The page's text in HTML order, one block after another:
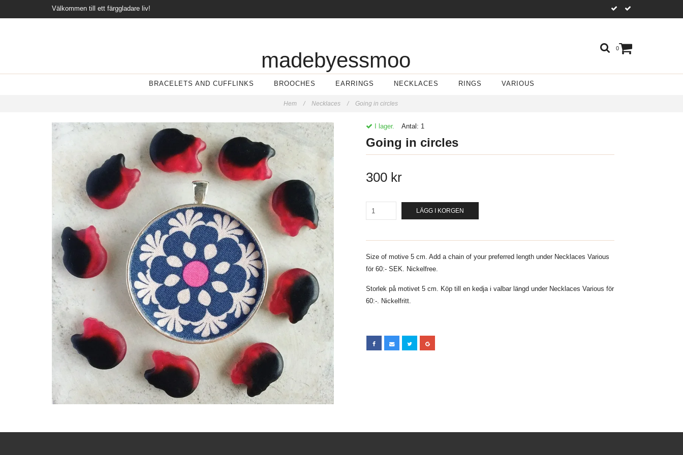
Välkommen till ett färggladare liv!
0
madebyessmoo
BRACELETS AND CUFFLINKS BROOCHES EARRINGS NECKLACES RINGS VARIOUS
Hem / Necklaces / Going in circles
I lager. Antal: 1
Going in circles
300 kr
LÄGG I KORGEN
Size of motive 5 cm. Add a chain of your preferred length under Necklaces Various
för 60:- SEK. Nickelfree.
Storlek på motivet 5 cm. Köp till en kedja i valbar längd under Necklaces Various för
60:-. Nickelfritt.